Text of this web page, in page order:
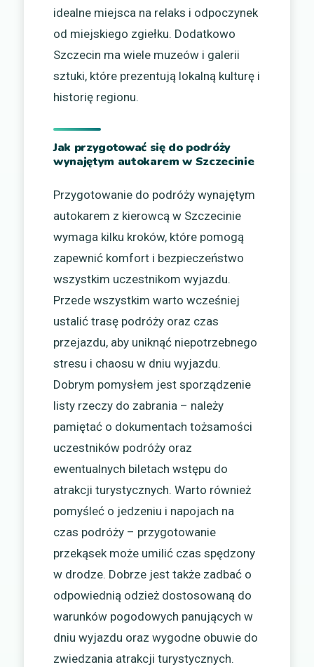
idealne miejsca na relaks i odpoczynek
od miejskiego zgiełku. Dodatkowo
Szczecin ma wiele muzeów i galerii
sztuki, które prezentują lokalną kulturę i
historię regionu.
Jak przygotować się do podróży
wynajętym autokarem w Szczecinie
Przygotowanie do podróży wynajętym
autokarem z kierowcą w Szczecinie
wymaga kilku kroków, które pomogą
zapewnić komfort i bezpieczeństwo
wszystkim uczestnikom wyjazdu.
Przede wszystkim warto wcześniej
ustalić trasę podróży oraz czas
przejazdu, aby uniknąć niepotrzebnego
stresu i chaosu w dniu wyjazdu.
Dobrym pomysłem jest sporządzenie
listy rzeczy do zabrania – należy
pamiętać o dokumentach tożsamości
uczestników podróży oraz
ewentualnych biletach wstępu do
atrakcji turystycznych. Warto również
pomyśleć o jedzeniu i napojach na
czas podróży – przygotowanie
przekąsek może umilić czas spędzony
w drodze. Dobrze jest także zadbać o
odpowiednią odzież dostosowaną do
warunków pogodowych panujących w
dniu wyjazdu oraz wygodne obuwie do
zwiedzania atrakcji turystycznych.